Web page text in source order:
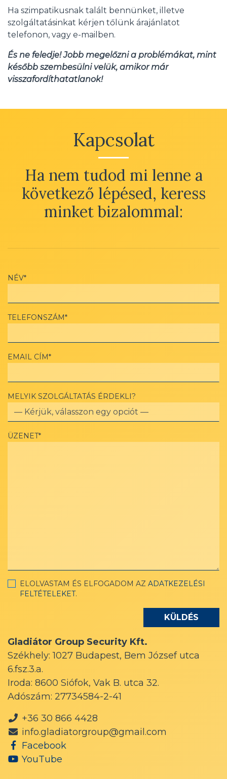
Ha szimpatikusnak talált bennünket, illetve
szolgáltatásinkat kérjen tőlünk árajánlatot
telefonon, vagy e-mailben.
És ne feledje! Jobb megelőzni a problémákat, mint
később szembesülni velük, amikor már
visszafordíthatatlanok!
Kapcsolat
Ha nem tudod mi lenne a
következő lépésed, keress
minket bizalommal:
NÉV*
TELEFONSZÁM*
EMAIL CÍM*
MELYIK SZOLGÁLTATÁS ÉRDEKLI?
ÜZENET*
ELOLVASTAM ÉS ELFOGADOM AZ ADATKEZELÉSI
FELTÉTELEKET.
Gladiátor Group Security Kft.
Székhely: 1027 Budapest, Bem József utca
6.fsz.3.a.
Iroda: 8600 Siófok, Vak B. utca 32.
Adószám: 27734584-2-41
+36 30 866 4428
info.gladiatorgroup@gmail.com
Facebook
YouTube